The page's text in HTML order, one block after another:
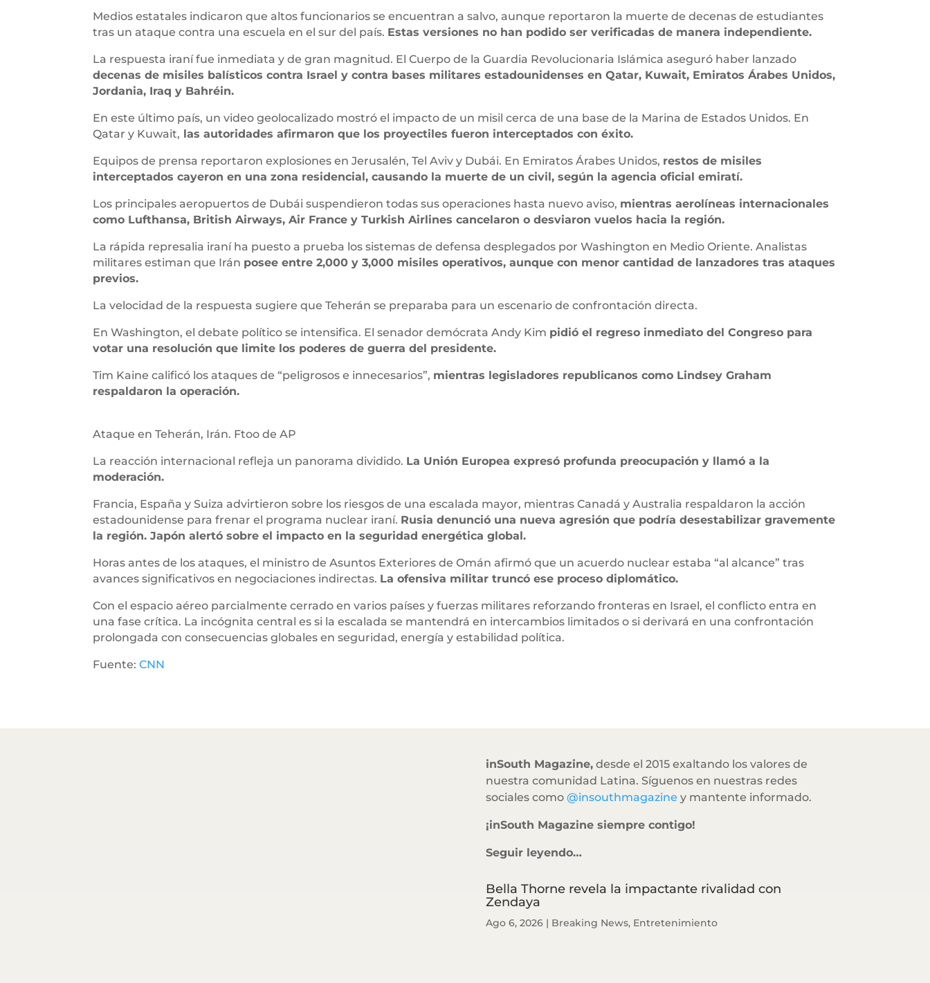
Medios estatales indicaron que altos funcionarios se encuentran a salvo, aunque reportaron la muerte de decenas de estudiantes
tras un ataque contra una escuela en el sur del país. Estas versiones no han podido ser verificadas de manera independiente.
La respuesta iraní fue inmediata y de gran magnitud. El Cuerpo de la Guardia Revolucionaria Islámica aseguró haber lanzado
decenas de misiles balísticos contra Israel y contra bases militares estadounidenses en Qatar, Kuwait, Emiratos Árabes Unidos,
Jordania, Iraq y Bahréin.
En este último país, un video geolocalizado mostró el impacto de un misil cerca de una base de la Marina de Estados Unidos. En
Qatar y Kuwait, las autoridades afirmaron que los proyectiles fueron interceptados con éxito.
Equipos de prensa reportaron explosiones en Jerusalén, Tel Aviv y Dubái. En Emiratos Árabes Unidos, restos de misiles
interceptados cayeron en una zona residencial, causando la muerte de un civil, según la agencia oficial emiratí.
Los principales aeropuertos de Dubái suspendieron todas sus operaciones hasta nuevo aviso, mientras aerolíneas internacionales
como Lufthansa, British Airways, Air France y Turkish Airlines cancelaron o desviaron vuelos hacia la región.
La rápida represalia iraní ha puesto a prueba los sistemas de defensa desplegados por Washington en Medio Oriente. Analistas
militares estiman que Irán posee entre 2,000 y 3,000 misiles operativos, aunque con menor cantidad de lanzadores tras ataques
previos.
La velocidad de la respuesta sugiere que Teherán se preparaba para un escenario de confrontación directa.
En Washington, el debate político se intensifica. El senador demócrata Andy Kim pidió el regreso inmediato del Congreso para
votar una resolución que limite los poderes de guerra del presidente.
Tim Kaine calificó los ataques de “peligrosos e innecesarios”, mientras legisladores republicanos como Lindsey Graham
respaldaron la operación.
Ataque en Teherán, Irán. Ftoo de AP
La reacción internacional refleja un panorama dividido. La Unión Europea expresó profunda preocupación y llamó a la
moderación.
Francia, España y Suiza advirtieron sobre los riesgos de una escalada mayor, mientras Canadá y Australia respaldaron la acción
estadounidense para frenar el programa nuclear iraní. Rusia denunció una nueva agresión que podría desestabilizar gravemente
la región. Japón alertó sobre el impacto en la seguridad energética global.
Horas antes de los ataques, el ministro de Asuntos Exteriores de Omán afirmó que un acuerdo nuclear estaba “al alcance” tras
avances significativos en negociaciones indirectas. La ofensiva militar truncó ese proceso diplomático.
Con el espacio aéreo parcialmente cerrado en varios países y fuerzas militares reforzando fronteras en Israel, el conflicto entra en
una fase crítica. La incógnita central es si la escalada se mantendrá en intercambios limitados o si derivará en una confrontación
prolongada con consecuencias globales en seguridad, energía y estabilidad política.
Fuente:CNN
inSouth Magazine,desde el 2015 exaltando los valores de
nuestra comunidad Latina. Síguenos en nuestras redes
sociales como @insouthmagazine y mantente informado.
¡inSouth Magazine siempre contigo!
Seguir leyendo…
Bella Thorne revela la impactante rivalidad con
Zendaya
Ago 6, 2026| Breaking News, Entretenimiento